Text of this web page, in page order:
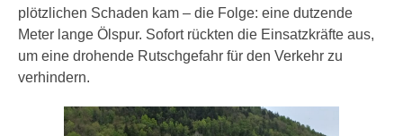
plötzlichen Schaden kam – die Folge: eine dutzende
Meter lange Ölspur. Sofort rückten die Einsatzkräfte aus,
um eine drohende Rutschgefahr für den Verkehr zu
verhindern.